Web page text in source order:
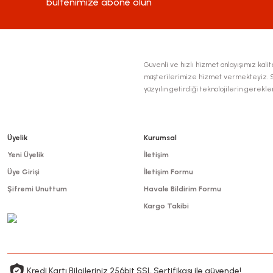
Yorum Yaz
Güvenli ve hızlı hizmet anlayışımız
müşterilerimize hizmet vermekteyiz.
yüzyılın getirdiği teknolojilerin
Üyelik
Yeni Üyelik
Üye Girişi
Şifremi Unuttum
Kurumsal
İletişim
İletişim Formu
Havale Bildirim Formu
Kargo Takibi
Kredi Kartı Bilgileriniz 256bit SSL Sertifikası ile güvende!